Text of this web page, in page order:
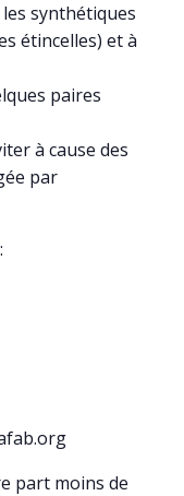
synthétiques
étincelles) et à
paires
à cause des
par
part moins de